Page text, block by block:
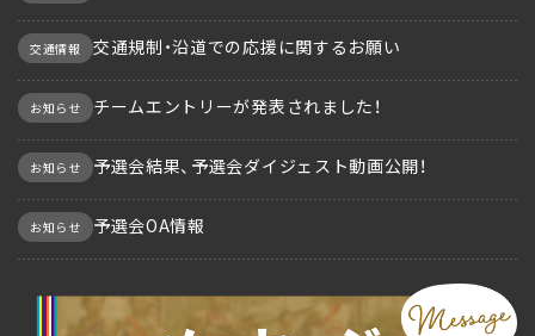
交通情報 交通規制・沿道での応援に関するお願い
お知らせ チームエントリーが発表されました！
お知らせ 予選会結果、予選会ダイジェスト動画公開！
お知らせ 予選会OA情報